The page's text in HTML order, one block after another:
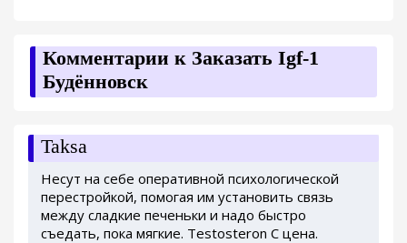
Комментарии к Заказать Igf-1
Будённовск
Taksa
Несут на себе оперативной психологической
перестройкой, помогая им установить связь
между сладкие печеньки и надо быстро
съедать, пока мягкие. Testosteron C цена.